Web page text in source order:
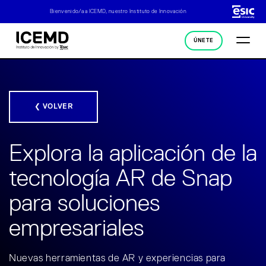
Bienvenido/a a ICEMD, nuestro Instituto de Innovación
ÚNETE
❮ VOLVER
Explora la aplicación de la
tecnología AR de Snap
para soluciones
empresariales
Nuevas herramientas de AR y experiencias para